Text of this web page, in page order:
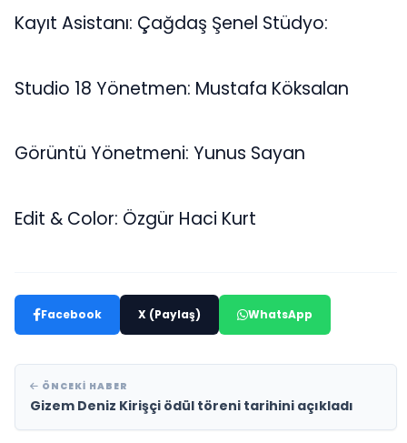
Kayıt Asistanı: Çağdaş Şenel Stüdyo:
Studio 18 Yönetmen: Mustafa Köksalan
Görüntü Yönetmeni: Yunus Sayan
Edit & Color: Özgür Haci Kurt
Facebook X (Paylaş) WhatsApp
ÖNCEKI HABER
Gizem Deniz Kirişçi ödül töreni tarihini açıkladı